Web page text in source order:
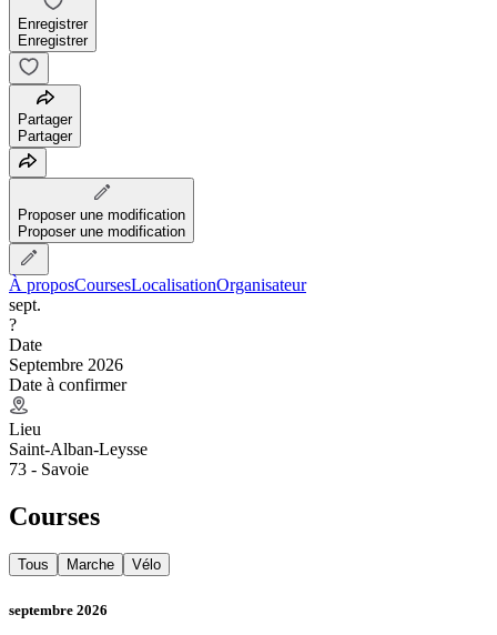
Enregistrer
Enregistrer
Partager
Partager
Proposer une modification
Proposer une modification
À proposCoursesLocalisationOrganisateur
sept.
?
Date
Septembre 2026
Date à confirmer
Lieu
Saint-Alban-Leysse
73 - Savoie
Courses
Tous Marche Vélo
septembre 2026